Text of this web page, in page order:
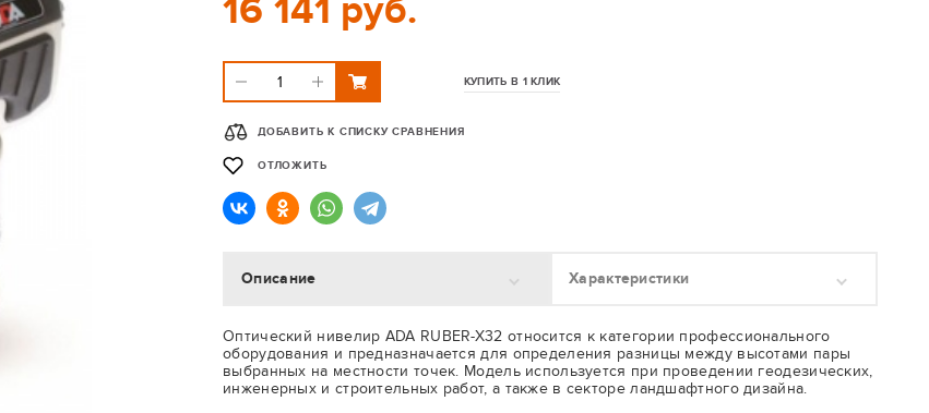
16 141 руб.
КУПИТЬ В 1 КЛИК
ДОБАВИТЬ К СПИСКУ СРАВНЕНИЯ
ОТЛОЖИТЬ
Описание Характеристики
Оптический нивелир ADA RUBER-X32 относится к категории профессионального
оборудования и предназначается для определения разницы между высотами пары
выбранных на местности точек. Модель используется при проведении геодезических,
инженерных и строительных работ, а также в секторе ландшафтного дизайна.